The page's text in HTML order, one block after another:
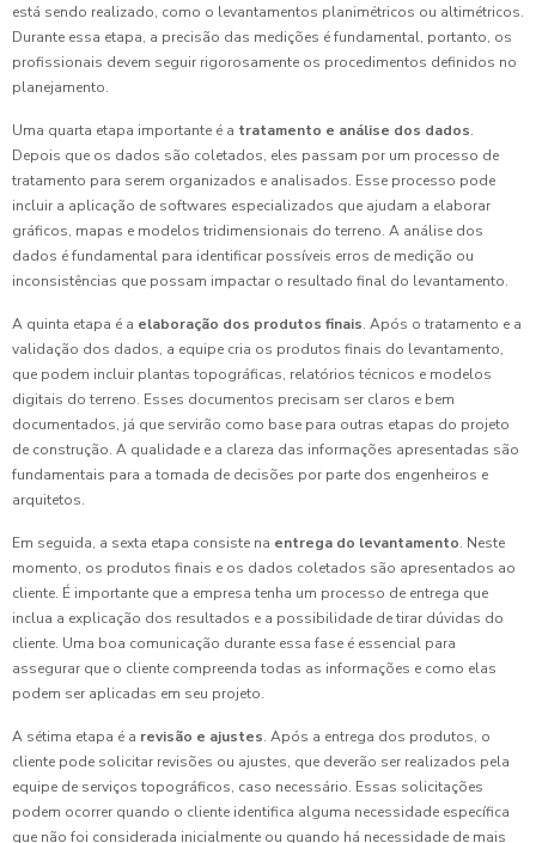
está sendo realizado, como o levantamentos planimétricos ou altimétricos.
Durante essa etapa, a precisão das medições é fundamental, portanto, os
profissionais devem seguir rigorosamente os procedimentos definidos no
planejamento.
Uma quarta etapa importante é a tratamento e análise dos dados.
Depois que os dados são coletados, eles passam por um processo de
tratamento para serem organizados e analisados. Esse processo pode
incluir a aplicação de softwares especializados que ajudam a elaborar
gráficos, mapas e modelos tridimensionais do terreno. A análise dos
dados é fundamental para identificar possíveis erros de medição ou
inconsistências que possam impactar o resultado final do levantamento.
A quinta etapa é a elaboração dos produtos finais. Após o tratamento e a
validação dos dados, a equipe cria os produtos finais do levantamento,
que podem incluir plantas topográficas, relatórios técnicos e modelos
digitais do terreno. Esses documentos precisam ser claros e bem
documentados, já que servirão como base para outras etapas do projeto
de construção. A qualidade e a clareza das informações apresentadas são
fundamentais para a tomada de decisões por parte dos engenheiros e
arquitetos.
Em seguida, a sexta etapa consiste na entrega do levantamento. Neste
momento, os produtos finais e os dados coletados são apresentados ao
cliente. É importante que a empresa tenha um processo de entrega que
inclua a explicação dos resultados e a possibilidade de tirar dúvidas do
cliente. Uma boa comunicação durante essa fase é essencial para
assegurar que o cliente compreenda todas as informações e como elas
podem ser aplicadas em seu projeto.
A sétima etapa é a revisão e ajustes. Após a entrega dos produtos, o
cliente pode solicitar revisões ou ajustes, que deverão ser realizados pela
equipe de serviços topográficos, caso necessário. Essas solicitações
podem ocorrer quando o cliente identifica alguma necessidade específica
que não foi considerada inicialmente ou quando há necessidade de mais